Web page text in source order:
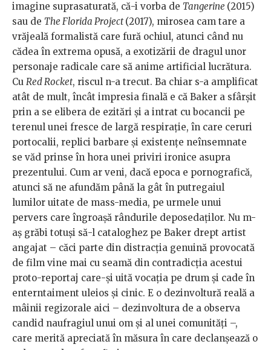
imagine suprasaturată, că-i vorba de Tangerine (2015)
sau de The Florida Project(2017), mirosea cam tare a
vrăjeală formalistă care fură ochiul, atunci când nu
cădea în extrema opusă, a exotizării de dragul unor
personaje radicale care să anime artificial lucrătura.
Cu Red Rocket, riscul n-a trecut. Ba chiar s-a amplificat
atât de mult, încât impresia finală e că Baker a sfârșit
prin a se elibera de ezitări și a intrat cu bocancii pe
terenul unei fresce de largă respirație, în care ceruri
portocalii, replici barbare și existențe neînsemnate
se văd prinse în hora unei priviri ironice asupra
prezentului. Cum ar veni, dacă epoca e pornografică,
atunci să ne afundăm până la gât în putregaiul
lumilor uitate de mass-media, pe urmele unui
pervers care îngroașă rândurile deposedaților. Nu m-
aș grăbi totuși să-l cataloghez pe Baker drept artist
angajat – căci parte din distracția genuină provocată
de film vine mai cu seamă din contradicția acestui
proto-reportaj care-și uită vocația pe drum și cade în
enterntaiment uleios și cinic. E o dezinvoltură reală a
mâinii regizorale aici – dezinvoltura de a observa
candid naufragiul unui om și al unei comunități –,
care merită apreciată în măsura în care declanșează o